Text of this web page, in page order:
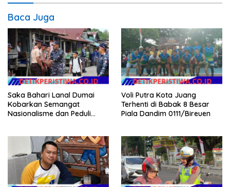
Baca Juga
Saka Bahari Lanal Dumai
Kobarkan Semangat
Nasionalisme dan Peduli
Voli Putra Kota Juang
Terhenti di Babak 8 Besar
Piala Dandim 0111/Bireuen